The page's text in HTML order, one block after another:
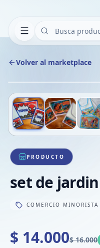
Volver al marketplace
1/10
PRODUCTO
set de
COMERCIO MINORISTA
$ 14.000$ 16.000